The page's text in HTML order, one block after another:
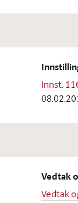
Innst.
Vedtak
Vedtak